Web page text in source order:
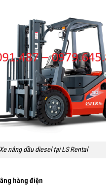
nâng dầu diesel tại LS Rental
hàng điện